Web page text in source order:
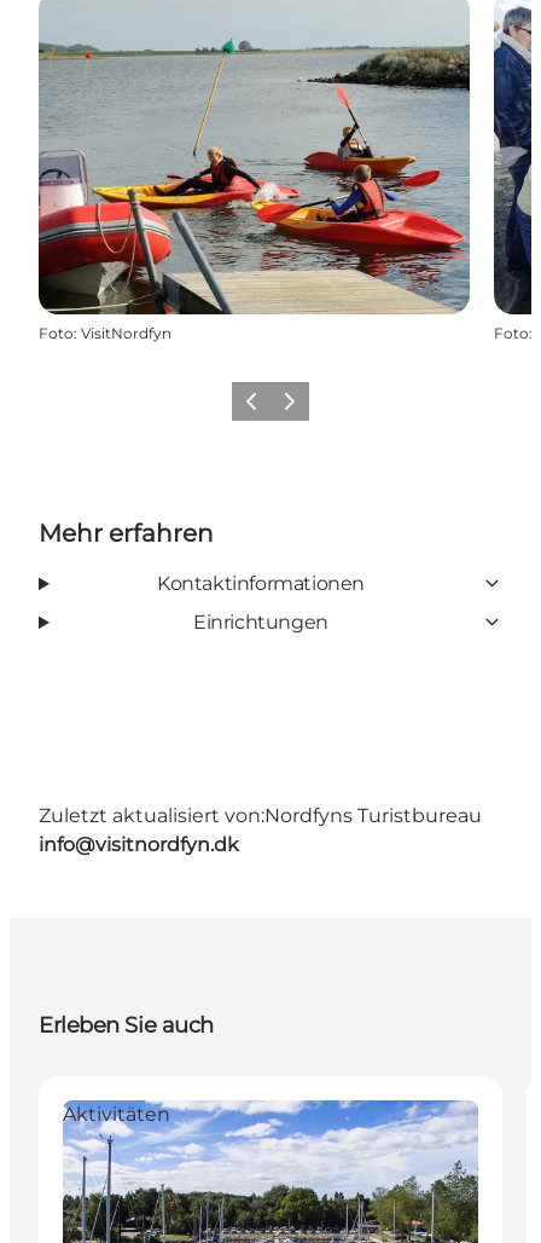
Foto: VisitNordfyn Foto:
Vorherige Folie
Nächste Folie
Mehr erfahren
Kontaktinformationen
Einrichtungen
Zuletzt aktualisiert von:Nordfyns Turistbureau
info@visitnordfyn.dk
Erleben Sie auch
Aktivitäten